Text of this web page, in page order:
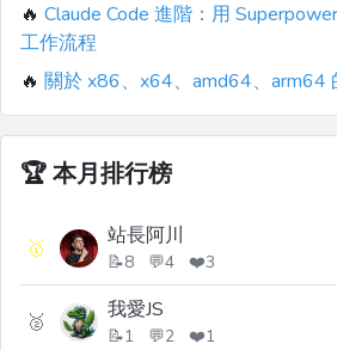
🔥 Claude Code 進階：用
工作流程
🔥 關於 x86、x64、amd64、arm64
🏆本月排行榜
🥇 站長阿川
📝8 💬4 ❤️3
🥈 我愛JS
📝1 💬2 ❤️1